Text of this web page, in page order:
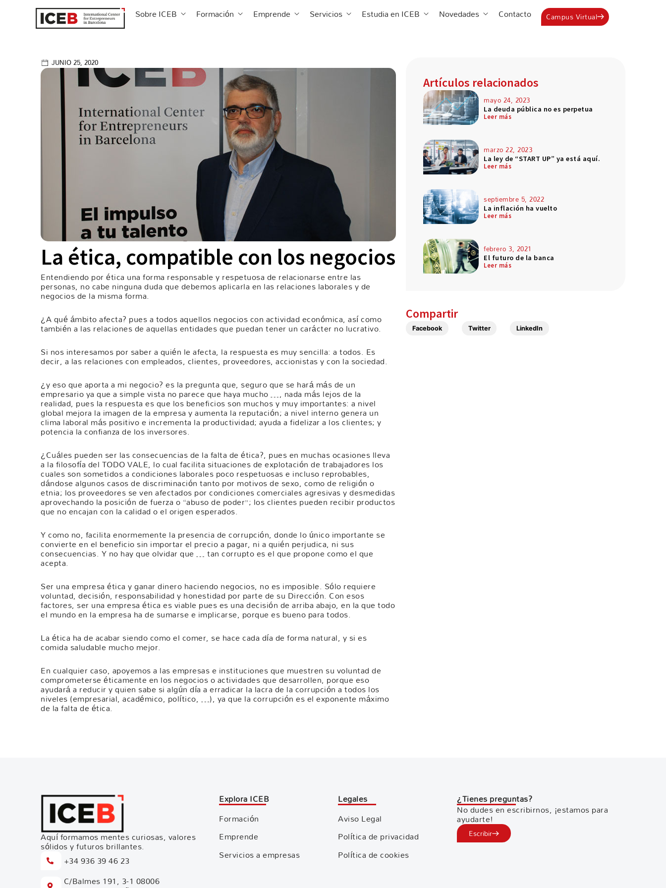
contenido
Sobre ICEB Abrir Sobre ICEB
Formación Abrir Formación
Emprende Abrir Emprende
Servicios Abrir Servicios
Estudia en ICEB Abrir Estudia en ICEB
Novedades Abrir Novedades
Contacto Campus Virtual
JUNIO 25, 2020
La ética, compatible con los negocios
Entendiendo por ética una forma responsable y respetuosa de relacionarse entre las
personas, no cabe ninguna duda que debemos aplicarla en las relaciones laborales y de
negocios de la misma forma.
¿A qué ámbito afecta? pues a todos aquellos negocios con actividad económica, así como
también a las relaciones de aquellas entidades que puedan tener un carácter no lucrativo.
Si nos interesamos por saber a quién le afecta, la respuesta es muy sencilla: a todos. Es
decir, a las relaciones con empleados, clientes, proveedores, accionistas y con la sociedad.
¿y eso que aporta a mi negocio? es la pregunta que, seguro que se hará más de un
empresario ya que a simple vista no parece que haya mucho …, nada más lejos de la
realidad, pues la respuesta es que los beneficios son muchos y muy importantes: a nivel
global mejora la imagen de la empresa y aumenta la reputación; a nivel interno genera un
clima laboral más positivo e incrementa la productividad; ayuda a fidelizar a los clientes; y
potencia la confianza de los inversores.
¿Cuáles pueden ser las consecuencias de la falta de ética?, pues en muchas ocasiones lleva
a la filosofía del TODO VALE, lo cual facilita situaciones de explotación de trabajadores los
cuales son sometidos a condiciones laborales poco respetuosas e incluso reprobables,
dándose algunos casos de discriminación tanto por motivos de sexo, como de religión o
etnia; los proveedores se ven afectados por condiciones comerciales agresivas y desmedidas
aprovechando la posición de fuerza o “abuso de poder”; los clientes pueden recibir productos
que no encajan con la calidad o el origen esperados.
Y como no, facilita enormemente la presencia de corrupción, donde lo único importante se
convierte en el beneficio sin importar el precio a pagar, ni a quién perjudica, ni sus
consecuencias. Y no hay que olvidar que … tan corrupto es el que propone como el que
acepta.
Ser una empresa ética y ganar dinero haciendo negocios, no es imposible. Sólo requiere
voluntad, decisión, responsabilidad y honestidad por parte de su Dirección. Con esos
factores, ser una empresa ética es viable pues es una decisión de arriba abajo, en la que todo
el mundo en la empresa ha de sumarse e implicarse, porque es bueno para todos.
La ética ha de acabar siendo como el comer, se hace cada día de forma natural, y si es
comida saludable mucho mejor.
En cualquier caso, apoyemos a las empresas e instituciones que muestren su voluntad de
comprometerse éticamente en los negocios o actividades que desarrollen, porque eso
ayudará a reducir y quien sabe si algún día a erradicar la lacra de la corrupción a todos los
niveles (empresarial, académico, político, …), ya que la corrupción es el exponente máximo
de la falta de ética.
Artículos relacionados
mayo 24, 2023
La deuda pública no es perpetua
Leer más
marzo 22, 2023
La ley de “START UP” ya está aquí.
Leer más
septiembre 5, 2022
La inflación ha vuelto
Leer más
febrero 3, 2021
El futuro de la banca
Leer más
Compartir
Facebook Twitter LinkedIn
Aquí formamos mentes curiosas, valores
sólidos y futuros brillantes.
+34 936 39 46 23
C/Balmes 191, 3-1 08006
Explora ICEB
Formación
Emprende
Servicios a empresas
Legales
Aviso Legal
Política de privacidad
Política de cookies
¿Tienes preguntas?
No dudes en escribirnos, ¡estamos para
ayudarte!
Escribir